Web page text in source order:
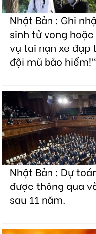
Nhật Bản : Ghi
sinh tử vong
vụ tai nạn xe đạp
đội mũ bảo hiểm!"
Nhật Bản : Dự
được thông qua
sau 11 năm.